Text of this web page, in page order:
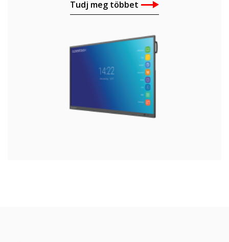
Tudj meg többet